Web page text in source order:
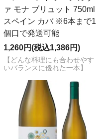
ァ モナ ブリュット 750ml
スペイン カバ ※6本まで1
個口で発送可能
1,260円(税込1,386円)
【どんな料理にも合わせやす
いバランスに優れた一本】